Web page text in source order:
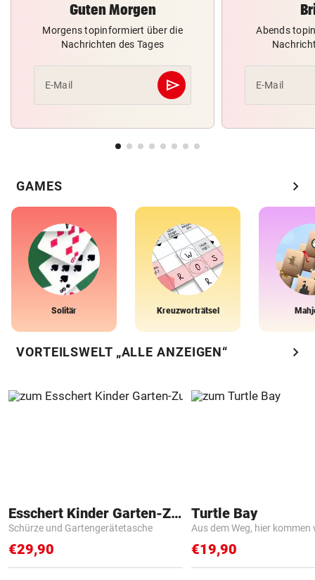
Guten Morgen
Morgens topinformiert über die
Nachrichten des Tages
E-Mail send
Abschicken
Abends
E-Mail
GAMES chevron_right
Solitär Kreuzworträtsel
VORTEILSWELT „ALLE ANZEIGEN“ chevron_right
Esschert Kinder Garten-Zubehör
Schürze und Gartengerätetasche
€29,90
Turtle Bay
Aus dem Weg, hier kommen
€19,90